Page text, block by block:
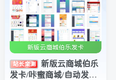
新版云商城伯乐发卡
站长亲测
新版云商城伯乐
发卡/咔蜜商城/自动发咔/